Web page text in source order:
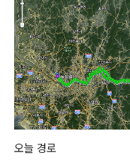
오늘 경로